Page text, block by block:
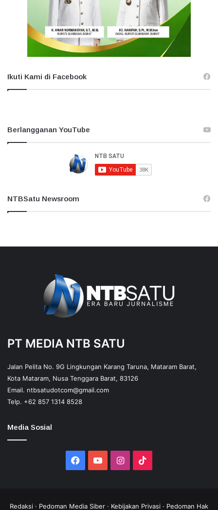
Ikuti Kami di Facebook
Berlangganan YouTube
NTBSatu Newsroom
PT MEDIA NTB SATU
Jalan Pelita No. 9G Lingkungan Karang Taruna, Mataram Barat,
Kota Mataram, Nusa Tenggara Barat, 83126
Email. ntbsatudotcom@gmail.com
Telp. +62 857 1314 8528
Media Sosial
Facebook
YouTubeInstagram
Redaksi · Pedoman Media Siber · Kebijakan Privasi · Pedoman Hak